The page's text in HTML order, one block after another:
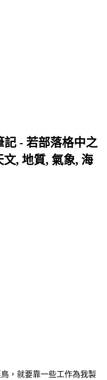
- 若部落格中之
, 地質, 氣象, 海
，就要靠一些工作為我製